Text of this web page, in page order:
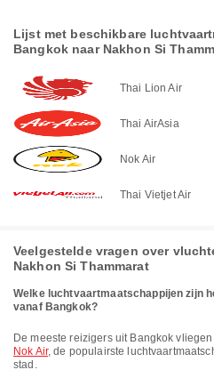
Lijst met beschikbare
Bangkok naar Nakhon Si
Thai Lion Air
Thai AirAsia
Nok Air
Thai Vietjet Air
Veelgestelde vragen over
Nakhon Si Thammarat
Welke luchtvaartmaatschappijen zijn
vanaf Bangkok?
De meeste reizigers uit Bangkok
Nok Air, de populairste
stad.